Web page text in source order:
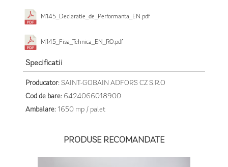
M145_Declaratie_de_Performanta_EN.pdf
M145_Fisa_Tehnica_EN_RO.pdf
Specificatii
Producator: SAINT-GOBAIN ADFORS CZ S.R.O
Cod de bare: 6424066018900
Ambalare: 1650 mp / palet
PRODUSE RECOMANDATE